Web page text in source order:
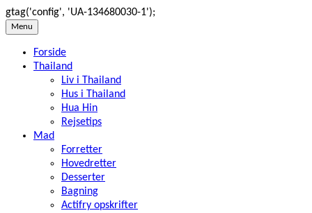
gtag('config', 'UA-134680030-1');
Skip
content
Menu
Forside
Thailand
Liv i Thailand
Hus i Thailand
Hua Hin
Rejsetips
Mad
Forretter
Hovedretter
Desserter
Bagning
Actifry opskrifter